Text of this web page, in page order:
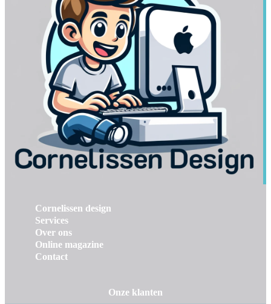
Cornelissen design
Services
Over ons
Online magazine
Contact
Onze klanten